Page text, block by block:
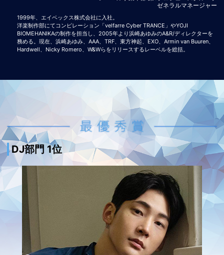
ゼネラルマネージャー
1999年、エイベックス株式会社に入社。
洋楽制作部にてコンピレーション「velfarre Cyber TRANCE」やYOJI
BIOMEHANIKAの制作を担当し、2005年より浜崎あゆみのA&R/ディレクターを
務める。現在、浜崎あゆみ、AAA、TRF、東方神起、EXO、Armin van Buuren、
Hardwell、Nicky Romero、W&Wらをリリースするレーベルを総括。
DJ部門 1位